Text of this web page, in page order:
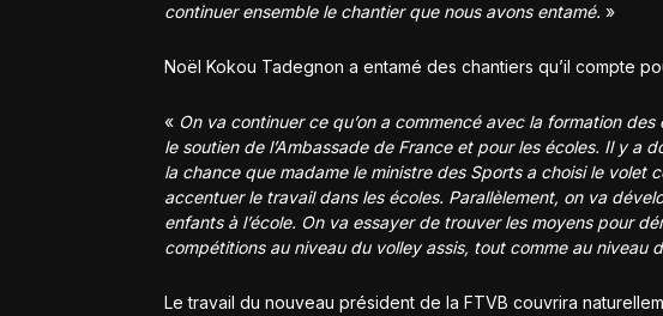
continuer ensemble le chantier que nous avons entamé. »
Noël Kokou Tadegnon a entamé des chantiers qu’il compte
« On va continuer ce qu’on a commencé avec la formation
le soutien de l’Ambassade de France et pour les écoles. Il y a
la chance que madame le ministre des Sports a choisi le volet
accentuer le travail dans les écoles. Parallèlement, on va
enfants à l’école. On va essayer de trouver les moyens pour
compétitions au niveau du volley assis, tout comme au niveau
Le travail du nouveau président de la FTVB couvrira